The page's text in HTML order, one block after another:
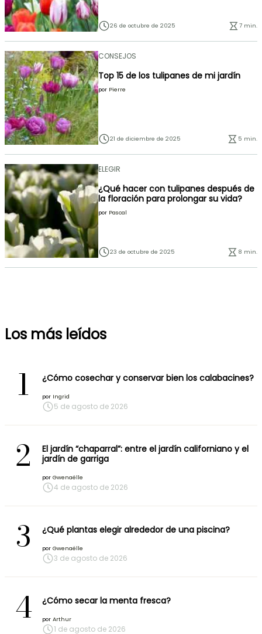
26 de octubre de 2025 7 min.
CONSEJOS
Top 15 de los tulipanes de mi jardín
por Pierre
21 de diciembre de 2025 5 min.
ELEGIR
¿Qué hacer con tulipanes después de
la floración para prolongar su vida?
por Pascal
23 de octubre de 2025 8 min.
Los más leídos
1 ¿Cómo cosechar y conservar bien los calabacines?
por Ingrid
5 de agosto de 2026
2
El jardín “chaparral”: entre el jardín californiano y el
jardín de garriga
por Gwenaëlle
4 de agosto de 2026
3 ¿Qué plantas elegir alrededor de una piscina?
por Gwenaëlle
3 de agosto de 2026
4 ¿Cómo secar la menta fresca?
por Arthur
1 de agosto de 2026